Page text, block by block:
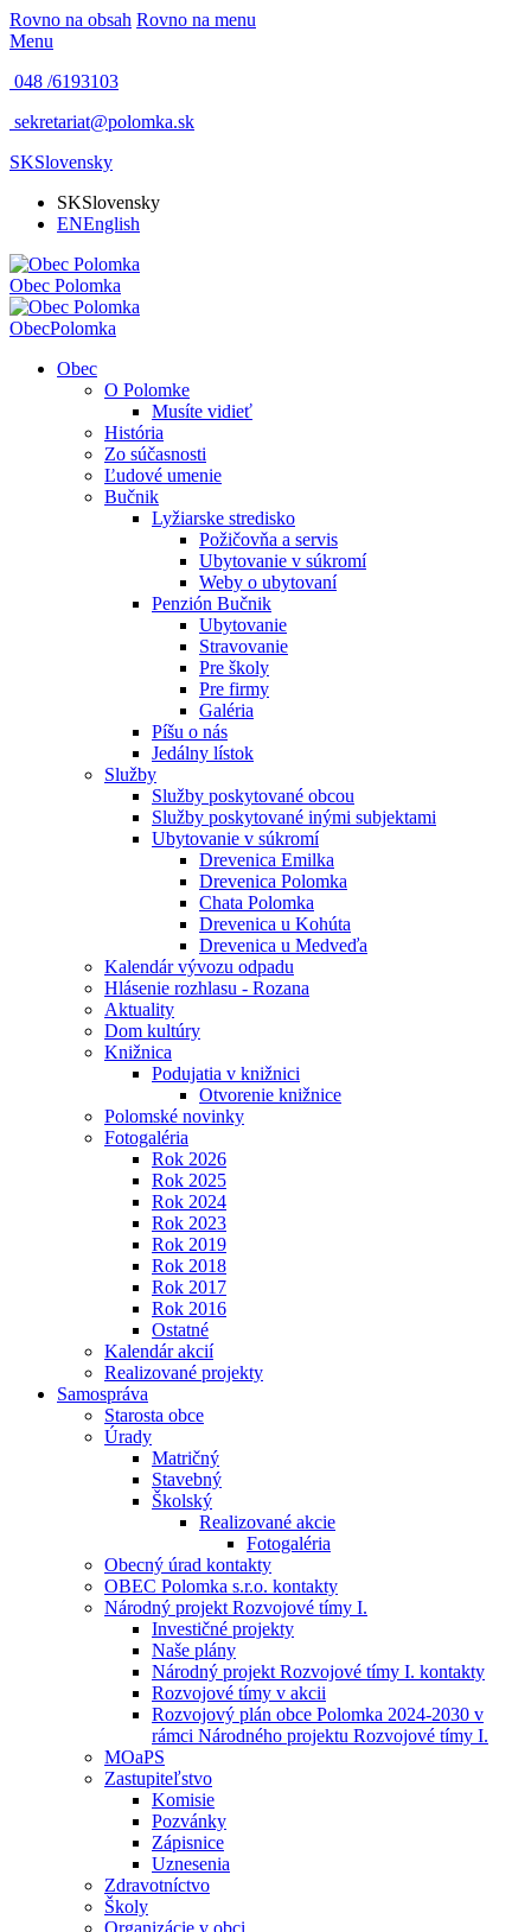
Rovno na obsah Rovno na menu
Menu
048 /6193103
sekretariat@polomka.sk
SKSlovensky
SKSlovensky
ENEnglish
Obec Polomka
ObecPolomka
Obec
O Polomke
Musíte vidieť
História
Zo súčasnosti
Ľudové umenie
Bučnik
Lyžiarske stredisko
Požičovňa a servis
Ubytovanie v súkromí
Weby o ubytovaní
Penzión Bučnik
Ubytovanie
Stravovanie
Pre školy
Pre firmy
Galéria
Píšu o nás
Jedálny lístok
Služby
Služby poskytované obcou
Služby poskytované inými subjektami
Ubytovanie v súkromí
Drevenica Emilka
Drevenica Polomka
Chata Polomka
Drevenica u Kohúta
Drevenica u Medveďa
Kalendár vývozu odpadu
Hlásenie rozhlasu - Rozana
Aktuality
Dom kultúry
Knižnica
Podujatia v knižnici
Otvorenie knižnice
Polomské novinky
Fotogaléria
Rok 2026
Rok 2025
Rok 2024
Rok 2023
Rok 2019
Rok 2018
Rok 2017
Rok 2016
Ostatné
Kalendár akcií
Realizované projekty
Samospráva
Starosta obce
Úrady
Matričný
Stavebný
Školský
Realizované akcie
Fotogaléria
Obecný úrad kontakty
OBEC Polomka s.r.o. kontakty
Národný projekt Rozvojové tímy I.
Investičné projekty
Naše plány
Národný projekt Rozvojové tímy I. kontakty
Rozvojové tímy v akcii
Rozvojový plán obce Polomka 2024-2030 v
rámci Národného projektu Rozvojové tímy I.
MOaPS
Zastupiteľstvo
Komisie
Pozvánky
Zápisnice
Uznesenia
Zdravotníctvo
Školy
Organizácie v obci